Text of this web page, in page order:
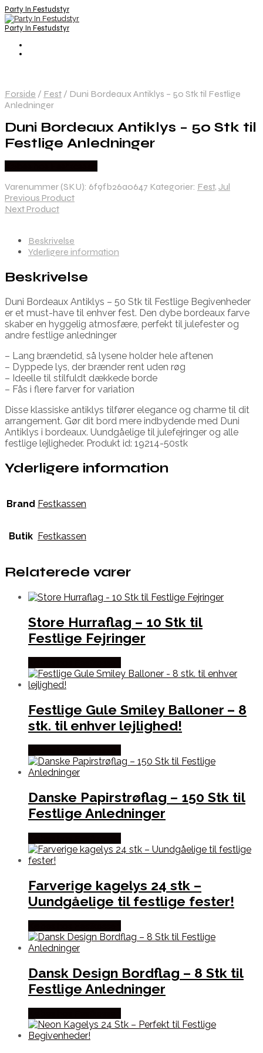
Party In Festudstyr
Party In Festudstyr
Forside / Fest / Duni Bordeaux Antiklys – 50 Stk til Festlige
Anledninger
Duni Bordeaux Antiklys – 50 Stk til
Festlige Anledninger
Varenummer (SKU): 6f9fb26a0647 Kategorier: Fest, Jul
Previous Product
Next Product
Beskrivelse
Yderligere information
Beskrivelse
Duni Bordeaux Antiklys – 50 Stk til Festlige Begivenheder
er et must-have til enhver fest. Den dybe bordeaux farve
skaber en hyggelig atmosfære, perfekt til julefester og
andre festlige anledninger
– Lang brændetid, så lysene holder hele aftenen
– Dyppede lys, der brænder rent uden røg
– Ideelle til stilfuldt dækkede borde
– Fås i flere farver for variation
Disse klassiske antiklys tilfører elegance og charme til dit
arrangement. Gør dit bord mere indbydende med Duni
Antiklys i bordeaux. Uundgåelige til julefejringer og alle
festlige lejligheder. Produkt id: 19214-50stk
Yderligere information
Brand Festkassen
Butik Festkassen
Relaterede varer
Store Hurraflag – 10 Stk til
Festlige Fejringer
Festlige Gule Smiley Balloner – 8
stk. til enhver lejlighed!
Danske Papirstrøflag – 150 Stk til
Festlige Anledninger
Farverige kagelys 24 stk –
Uundgåelige til festlige fester!
Dansk Design Bordflag – 8 Stk til
Festlige Anledninger